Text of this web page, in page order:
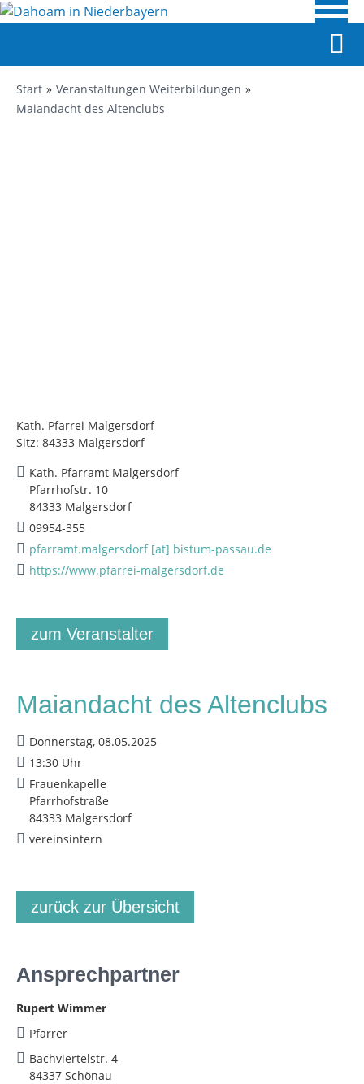
Start
Veranstaltungen Weiterbildungen
Maiandacht des Altenclubs
Kath. Pfarrei Malgersdorf
Sitz: 84333 Malgersdorf
Kath. Pfarramt Malgersdorf
Pfarrhofstr. 10
84333 Malgersdorf
09954-355
pfarramt.malgersdorf [at] bistum-passau.de
https://www.pfarrei-malgersdorf.de
zum Veranstalter
Maiandacht des Altenclubs
Donnerstag, 08.05.2025
13:30 Uhr
Frauenkapelle
Pfarrhofstraße
84333 Malgersdorf
vereinsintern
zurück zur Übersicht
Ansprechpartner
Rupert Wimmer
Pfarrer
Bachviertelstr. 4
84337 Schönau